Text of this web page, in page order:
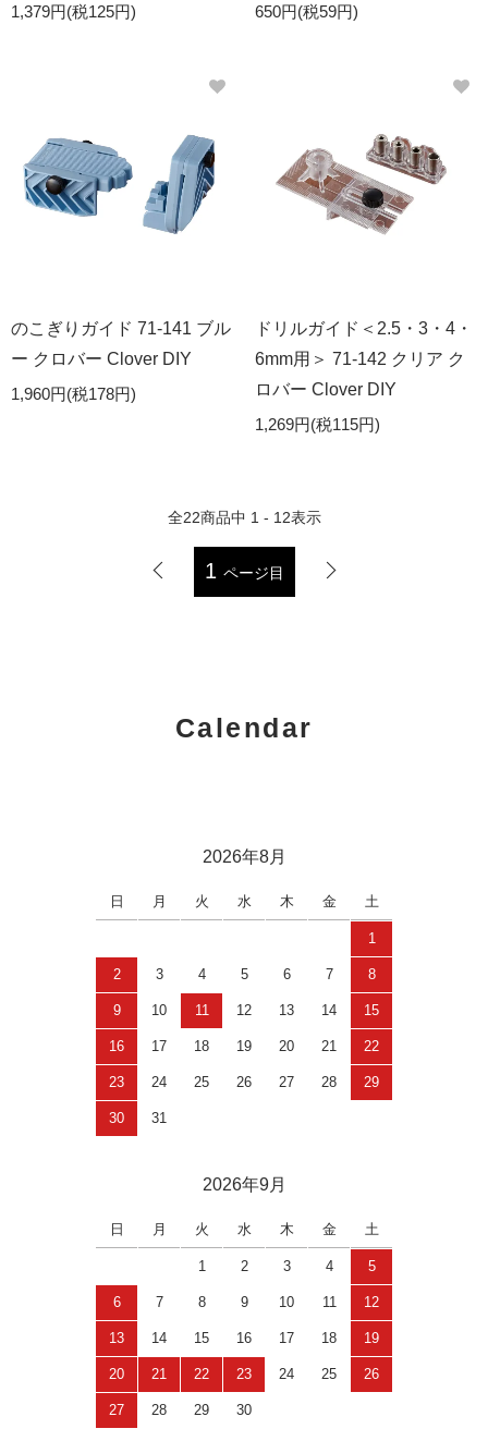
1,379円(税125円) 650円(税59円)
のこぎりガイド 71-141 ブル
ー クロバー Clover DIY
1,960円(税178円)
ドリルガイド＜2.5・3・4・
6mm用＞ 71-142 クリア ク
ロバー Clover DIY
1,269円(税115円)
全22商品中 1 - 12表示
1 ページ目
Calendar
2026年8月
日 月 火 水 木 金 土
1
2 3 4 5 6 7 8
9 10 11 12 13 14 15
16 17 18 19 20 21 22
23 24 25 26 27 28 29
30 31
2026年9月
日 月 火 水 木 金 土
1 2 3 4 5
6 7 8 9 10 11 12
13 14 15 16 17 18 19
20 21 22 23 24 25 26
27 28 29 30